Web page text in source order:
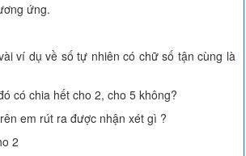
ứng.
ví dụ về số tự nhiên có chữ số tận cùng là
có chia hết cho 2, cho 5 không?
em rút ra được nhận xét gì ?
2